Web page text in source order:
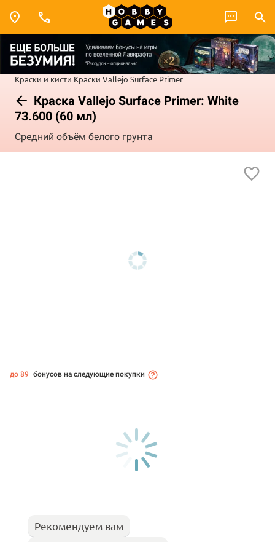
Краски и кисти Краски Vallejo Surface Primer
Краска Vallejo Surface Primer: White
73.600 (60 мл)
Средний объём белого грунта
до 89 бонусов на следующие покупки
Рекомендуем вам